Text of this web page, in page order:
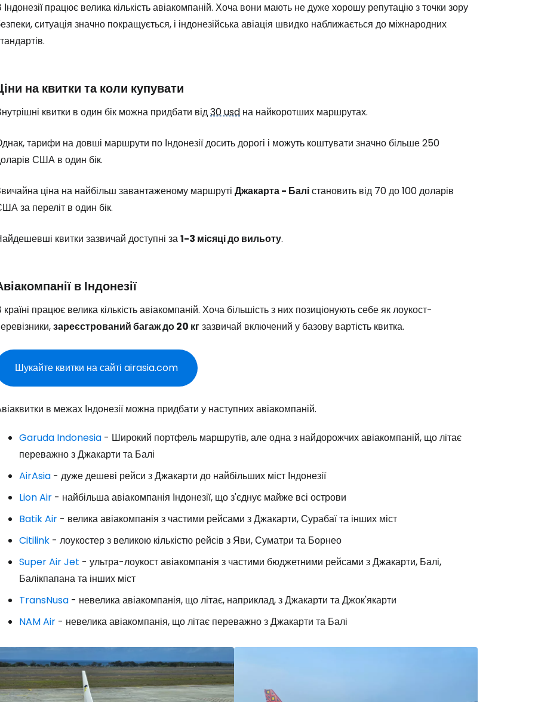
Індонезії працює велика кількість авіакомпаній. Хоча вони мають не дуже хорошу репутацію з точки зору
ситуація значно покращується, і індонезійська авіація швидко наближається до міжнародних
на квитки та коли купувати
квитки в один бік можна придбати від30 usd на найкоротших маршрутах.
тарифи на довші маршрути по Індонезії досить дорогі і можуть коштувати значно більше 250
США в один бік.
ціна на найбільш завантаженому маршруті Джакарта - Балістановить від 70 до 100 доларів
за переліт в один бік.
квитки зазвичай доступні за1-3 місяці до вильоту.
в Індонезії
країні працює велика кількість авіакомпаній. Хоча більшість з них позиціонують себе як лоукост-
зареєстрований багаж до 20 кгзазвичай включений у базову вартість квитка.
Шукайте квитки на сайті airasia.com
в межах Індонезії можна придбати у наступних авіакомпаній.
Garuda Indonesia - Широкий портфель маршрутів, але одна з найдорожчих авіакомпаній, що літає
переважно з Джакарти та Балі
AirAsia - дуже дешеві рейси з Джакарти до найбільших міст Індонезії
Lion Air - найбільша авіакомпанія Індонезії, що з'єднує майже всі острови
Batik Air - велика авіакомпанія з частими рейсами з Джакарти, Сурабаї та інших міст
Citilink - лоукостер з великою кількістю рейсів з Яви, Суматри та Борнео
Super Air Jet - ультра-лоукост авіакомпанія з частими бюджетними рейсами з Джакарти, Балі,
Балікпапана та інших міст
TransNusa - невелика авіакомпанія, що літає, наприклад, з Джакарти та Джок'якарти
NAM Air - невелика авіакомпанія, що літає переважно з Джакарти та Балі
Увійдіть до Cestee
... світова туристична спільнота
Продовжуйте у Facebook
Продовжити з email